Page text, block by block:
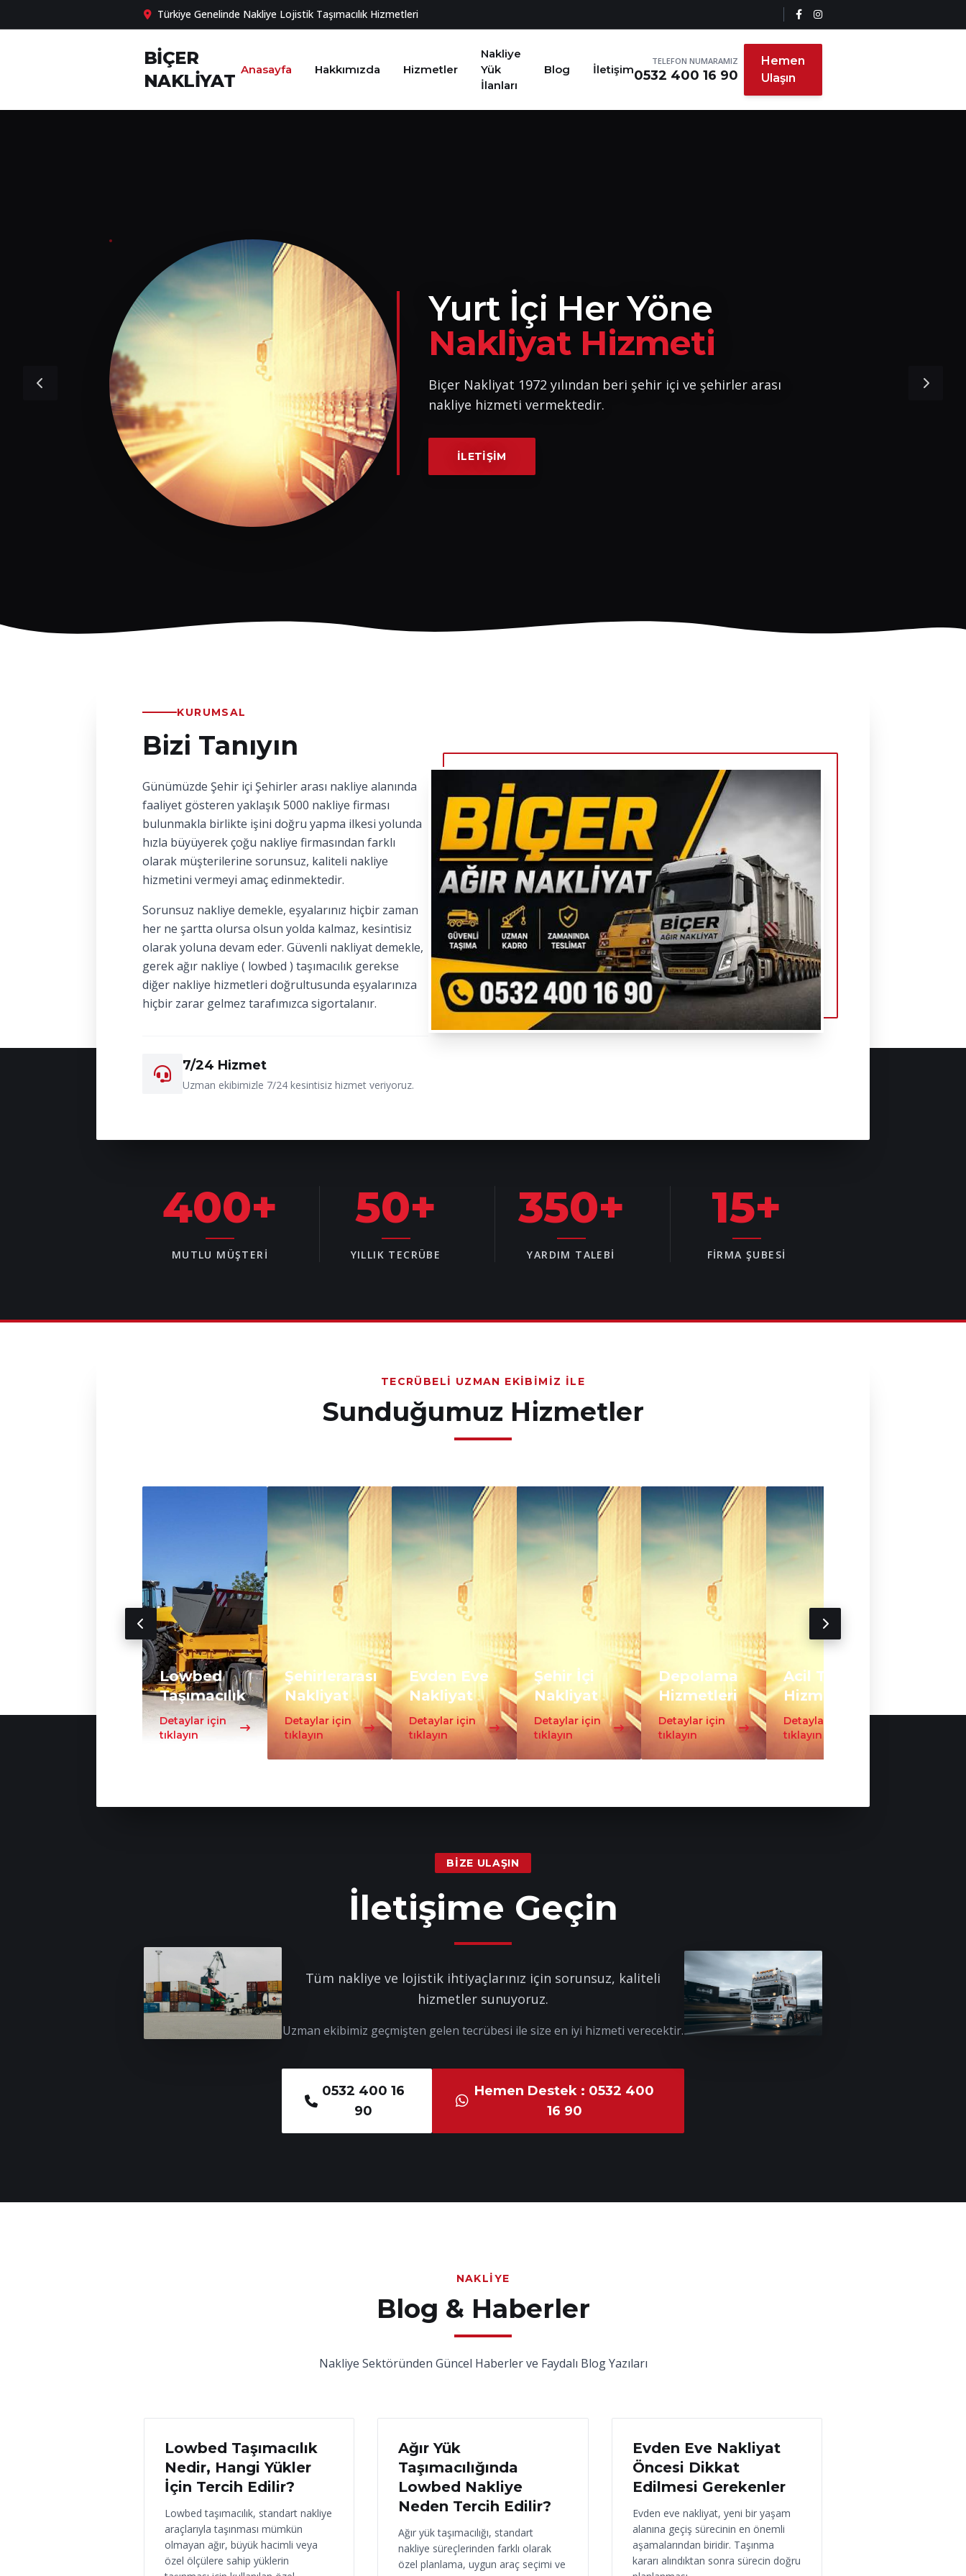
Türkiye Genelinde Nakliye Lojistik Taşımacılık Hizmetleri
BİÇER
NAKLİYAT
Anasayfa Hakkımızda Hizmetler
Nakliye
Yük
İlanları
Blog İletişim
TELEFON NUMARAMIZ
0532 400 16 90
Hemen
Ulaşın
Yurt İçi Her Yöne
Nakliyat Hizmeti
Biçer Nakliyat 1972 yılından beri şehir içi ve şehirler arası
nakliye hizmeti vermektedir.
İLETIŞIM
KURUMSAL
Bizi Tanıyın
Günümüzde Şehir içi Şehirler arası nakliye alanında
faaliyet gösteren yaklaşık 5000 nakliye firması
bulunmakla birlikte işini doğru yapma ilkesi yolunda
hızla büyüyerek çoğu nakliye firmasından farklı
olarak müşterilerine sorunsuz, kaliteli nakliye
hizmetini vermeyi amaç edinmektedir.
Sorunsuz nakliye demekle, eşyalarınız hiçbir zaman
her ne şartta olursa olsun yolda kalmaz, kesintisiz
olarak yoluna devam eder. Güvenli nakliyat demekle,
gerek ağır nakliye ( lowbed ) taşımacılık gerekse
diğer nakliye hizmetleri doğrultusunda eşyalarınıza
hiçbir zarar gelmez tarafımızca sigortalanır.
7/24 Hizmet
Uzman ekibimizle 7/24 kesintisiz hizmet veriyoruz.
400+
MUTLU MÜŞTERI
50+
YILLIK TECRÜBE
350+
YARDIM TALEBI
15+
FIRMA ŞUBESI
TECRÜBELI UZMAN EKIBIMIZ İLE
Sunduğumuz Hizmetler
Lowbed
Taşımacılık
Detaylar için
tıklayın
Şehirlerarası
Nakliyat
Detaylar için
tıklayın
Evden Eve
Nakliyat
Detaylar için
tıklayın
Şehir İçi
Nakliyat
Detaylar için
tıklayın
Depolama
Hizmetleri
Detaylar için
tıklayın
Acil Taşıma
Hizmeti
Detaylar için
tıklayın
BIZE ULAŞIN
İletişime Geçin
Tüm nakliye ve lojistik ihtiyaçlarınız için sorunsuz, kaliteli
hizmetler sunuyoruz.
Uzman ekibimiz geçmişten gelen tecrübesi ile size en iyi hizmeti verecektir.
0532 400 16
90
Hemen Destek : 0532 400
16 90
NAKLIYE
Blog & Haberler
Nakliye Sektöründen Güncel Haberler ve Faydalı Blog Yazıları
18 Haziran 2026
Lowbed Taşımacılık
Nedir, Hangi Yükler
İçin Tercih Edilir?
Lowbed taşımacılık, standart nakliye
araçlarıyla taşınması mümkün
olmayan ağır, büyük hacimli veya
özel ölçülere sahip yüklerin
17 Haziran 2026
Ağır Yük
Taşımacılığında
Lowbed Nakliye
Neden Tercih Edilir?
Ağır yük taşımacılığı, standart
nakliye süreçlerinden farklı olarak
özel planlama, uygun araç seçimi ve
16 Haziran 2026
Evden Eve Nakliyat
Öncesi Dikkat
Edilmesi Gerekenler
Evden eve nakliyat, yeni bir yaşam
alanına geçiş sürecinin en önemli
aşamalarından biridir. Taşınma
kararı alındıktan sonra sürecin doğru